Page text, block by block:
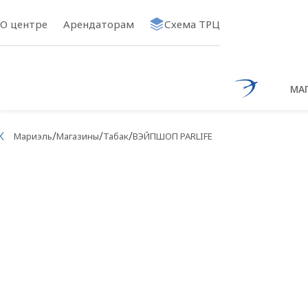
О центре Арендаторам Схема ТРЦ
Ссылка на
Мариэль/Магазины/Табак/ВЭЙПШОП PARLIFE